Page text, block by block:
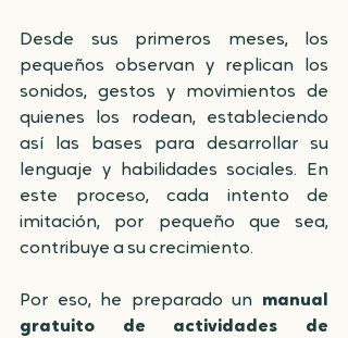
Desde sus primeros meses, los
pequeños observan y replican los
sonidos, gestos y movimientos de
quienes los rodean, estableciendo
así las bases para desarrollar su
lenguaje y habilidades sociales. En
este proceso, cada intento de
imitación, por pequeño que sea,
contribuye a su crecimiento.
Por eso, he preparado un manual
gratuito de actividades de